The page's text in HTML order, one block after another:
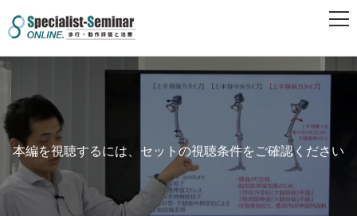
本編を視聴するには、セットの視聴条件をご確認ください